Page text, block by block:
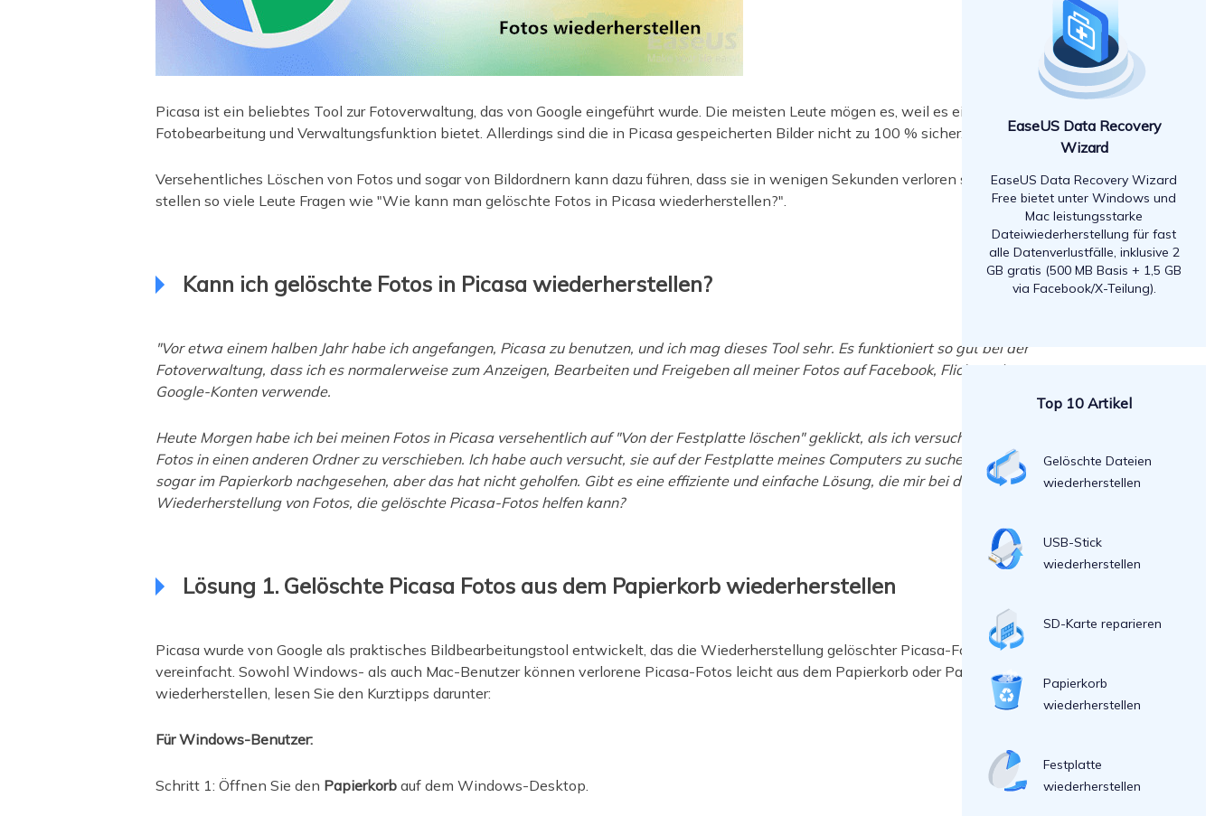
Picasa ist ein beliebtes Tool zur Fotoverwaltung, das von Google eingeführt wurde. Die meisten Leute mögen es, weil es eine sehr gute
Fotobearbeitung und Verwaltungsfunktion bietet. Allerdings sind die in Picasa gespeicherten Bilder nicht zu 100 % sicher.
Versehentliches Löschen von Fotos und sogar von Bildordnern kann dazu führen, dass sie in wenigen Sekunden verloren sind. Deshalb
stellen so viele Leute Fragen wie "Wie kann man gelöschte Fotos in Picasa wiederherstellen?".
Kann ich gelöschte Fotos in Picasa wiederherstellen?
"Vor etwa einem halben Jahr habe ich angefangen, Picasa zu benutzen, und ich mag dieses Tool sehr. Es funktioniert so gut bei der
Fotoverwaltung, dass ich es normalerweise zum Anzeigen, Bearbeiten und Freigeben all meiner Fotos auf Facebook, Flickr und
Google-Konten verwende.
Heute Morgen habe ich bei meinen Fotos in Picasa versehentlich auf "Von der Festplatte löschen" geklickt, als ich versuchte, einige
Fotos in einen anderen Ordner zu verschieben. Ich habe auch versucht, sie auf der Festplatte meines Computers zu suchen und habe
sogar im Papierkorb nachgesehen, aber das hat nicht geholfen. Gibt es eine effiziente und einfache Lösung, die mir bei der
Wiederherstellung von Fotos, die gelöschte Picasa-Fotos helfen kann?
Lösung 1. Gelöschte Picasa Fotos aus dem Papierkorb wiederherstellen
Picasa wurde von Google als praktisches Bildbearbeitungstool entwickelt, das die Wiederherstellung gelöschter Picasa-Fotos
vereinfacht. Sowohl Windows- als auch Mac-Benutzer können verlorene Picasa-Fotos leicht aus dem Papierkorb oder Papierkorb
wiederherstellen, lesen Sie den Kurztipps darunter:
Für Windows-Benutzer:
Schritt 1: Öffnen Sie den Papierkorb auf dem Windows-Desktop.
EaseUS Data Recovery
Wizard
EaseUS Data Recovery Wizard
Free bietet unter Windows und
Mac leistungsstarke
Dateiwiederherstellung für fast
alle Datenverlustfälle, inklusive 2
GB gratis (500 MB Basis + 1,5 GB
via Facebook/X-Teilung).
Top 10 Artikel
Gelöschte Dateien
wiederherstellen
USB-Stick
wiederherstellen
SD-Karte reparieren
Papierkorb
wiederherstellen
Festplatte
wiederherstellen